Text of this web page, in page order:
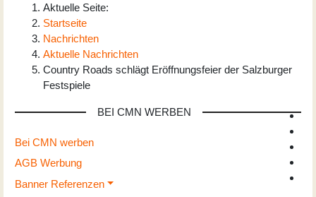
Aktuelle Seite:
Startseite
Nachrichten
Aktuelle Nachrichten
Country Roads schlägt Eröffnungsfeier der Salzburger
Festspiele
BEI CMN WERBEN
Bei CMN werben
AGB Werbung
Banner Referenzen